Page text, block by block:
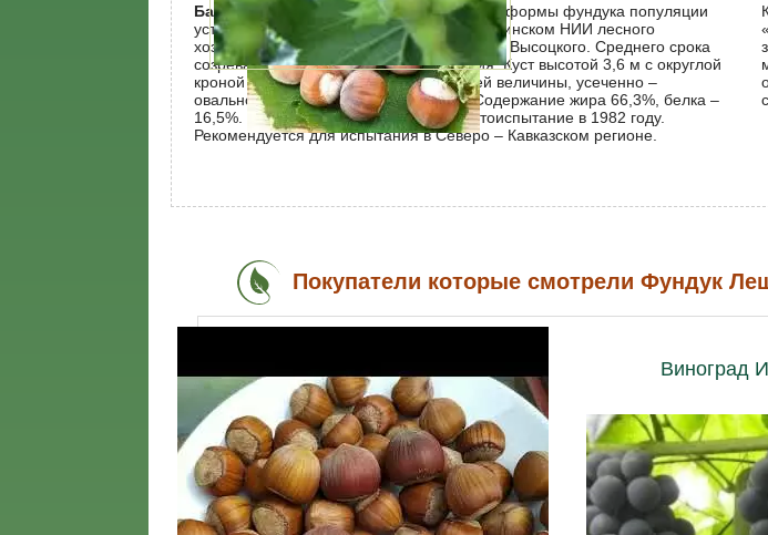
Бадиус.
Сеянец от свободного опыления формы фундука популяции
устимоского дендропарка. Получен в Украинском НИИ лесного
хозяйства и агролесомелиорации и м. Г.Н. Высоцкого. Среднего срока
созревания. Универсального назначения. Куст высотой 3,6 м с округлой
кроной средней густоты. Плоды средней величины, усеченно –
овальной формы. Выход ядра 48,3%. Содержание жира 66,3%, белка –
16,5%. Принят на государственное сортоиспытание в 1982 году.
Рекомендуется для испытания в Северо – Кавказском регионе.
Покупатели которые смотрели Фундук
Виноград